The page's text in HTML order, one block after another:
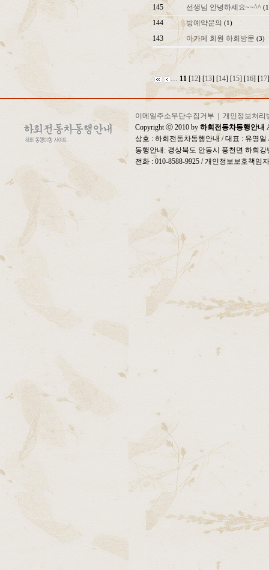
145
선생님 안녕하세요~~^^
144 방예약문의 (1)
143 아가페 회원 하회방문 (3)
… 11 [12] [13] [14] [15] [16] [17
이메일주소무단수집거부
개인정보처리
Copyright ⓒ 2010 by 하회전동차동행안내
상호 : 하회전동차동행안내 / 대표 : 유영
동행안내: 경상북도 안동시 풍천면 하회
전화 : 010-8588-9925 / 개인정보보호책임